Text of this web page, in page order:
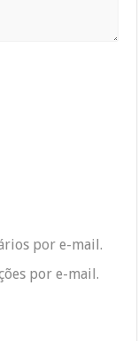
por e-mail.
por e-mail.